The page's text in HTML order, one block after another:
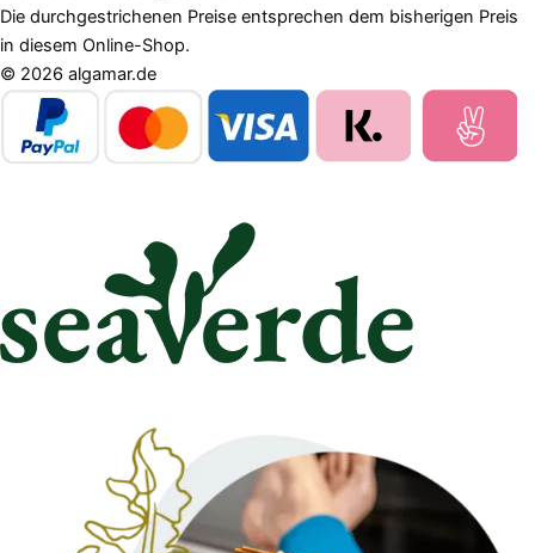
Die durchgestrichenen Preise entsprechen dem bisherigen Preis
in diesem Online-Shop.
© 2026 algamar.de